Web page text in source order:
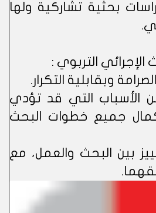
بحثية تشاركية ولها
الإجرائي التربوي :
الأسباب التي قد تؤدي
جميع خطوات البحث
بين البحث والعمل، مع